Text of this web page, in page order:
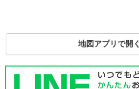
地図アプリで開く